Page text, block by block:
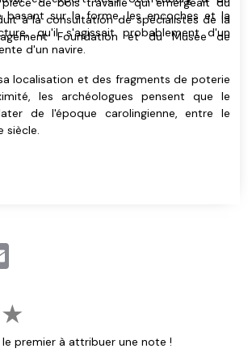
à la consultation de spécialistes de la
Foundation et du Musée de
basant sur la forme, les encoches et la
qu'il s'agissait probablement d'un
d'un navire.
localisation et des fragments de poterie
les archéologues pensent que le
de l'époque carolingienne, entre le
siècle.
★
le premier à attribuer une note !